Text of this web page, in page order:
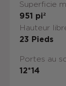
Superficie
951 pi²
Hauteur
23 Pieds
Portes au
12*14